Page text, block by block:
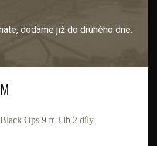
dodáme již do druhého dne.
Ops 9 ft 3 lb 2 díly